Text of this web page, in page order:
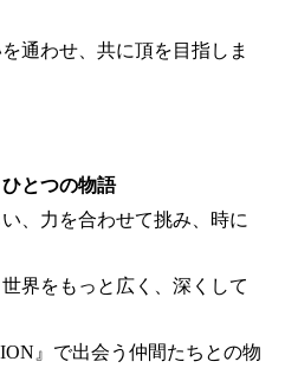
通わせ、共に頂を目指しま
とつの物語
、力を合わせて挑み、時に
界をもっと広く、深くして
』で出会う仲間たちとの物